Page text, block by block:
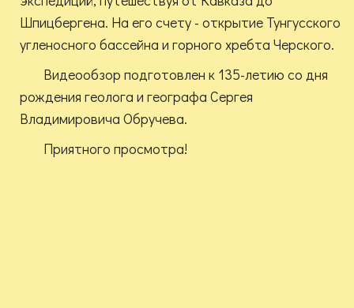
Шпицбергена. На его счету - открытие Тунгусского
угленосного бассейна и горного хребта Черского.
Видеообзор подготовлен к 135-летию со дня
рождения геолога и географа Сергея
Владимировича Обручева.
Приятного просмотра!